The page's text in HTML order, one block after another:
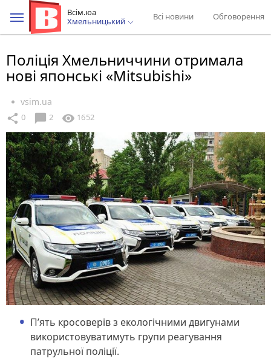
Всім.юа
Хмельницький
Всі новини Обговорення
Поліція Хмельниччини отримала
нові японські «Мitsubishi»
vsim.ua
share 0 chat_bubble 2 visibility 1652
П’ять кросоверів з екологічними двигунами
використовуватимуть групи реагування
патрульної поліції.